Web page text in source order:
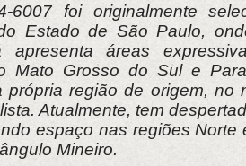
6007 foi originalmente
Estado de São Paulo,
apresenta áreas
Mato Grosso do Sul e
própria região de origem, no
Atualmente, tem
espaço nas regiões Norte
Mineiro.